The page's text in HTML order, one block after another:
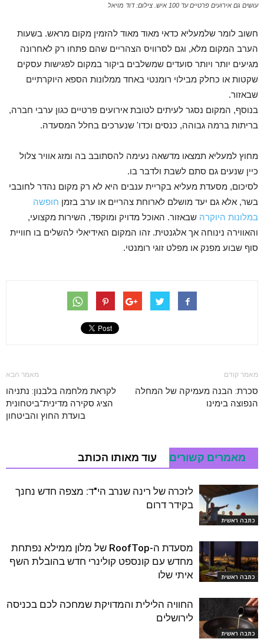
עושים גם אירועים פרטיים עד 100 איש. צילום: דוד מויאל
חשוב לומר שלמעליא כדאי מאוד מאוד להזמין מקום מראש. בשעות
הערב המקום מלא, וגם לסרוויס הצהריים שהם פתחו רק לאחרונה
מגיעים יותר ויותר סועדים שמשלבים ביקור במקום לפגישות עסקים
שקטות או כחלק מבילוי רומנטי באחד ממלונות הספא היוקרתיים
שבאזור.
בנוסף, המקום נסגר לעיתים לטובת אירועים פרטיים כגון ערבי חברה,
בריתות ברמה גבוהה, כנסים וכדו' שנערכים בחלל המסעדה.
מחוץ למעליא תמצאו מדשאה נעימה להסתובב בה ומזג אוויר צלול
כיין שנעים גם סתם לשבת ולדבר בו.
לסיכום, מסעדת מעליא בקריית ענבים היא לא רק מקום נהדר לחובבי
בשר, אלא גם יעד מושלם לארוחת צהריים או ערב בזמן חופשה
במלונות היוקרה שבאזור. האוכל מדויק ומוקפד, השירות מקצועי,
והאווירה נינוחה אך אלגנטית. זהו המקום האידיאלי להשלים בו חוויית
סוף שבוע מפנק או מפלט זוגי רומנטי.
מאמר קודם
סכרת: הבנה מעמיקה של המחלה
הנפוצה בימינו
מאמר הבא
לקראת מלחמה בלבנון: נתניהו
הציג סקירה מדינית־ביטחונית
בועדת החוץ והביטחון
מאמרים קשורים עוד מאותו הכותב
כתבה ראשית
לזכרה של רינה שנרב הי"ד: מצפה חדש נחנך
בקידר דרום
כתבה ראשית
מסעדת ה-RoofTop של מלון ממילא נפתחת
מחדש עם קונספט קולינרי חדש בהובלת השף
איתי שלו
כתבה ראשית
החוויה הלילית והמדויקת שמחכה לכם בכניסה
לירושלים